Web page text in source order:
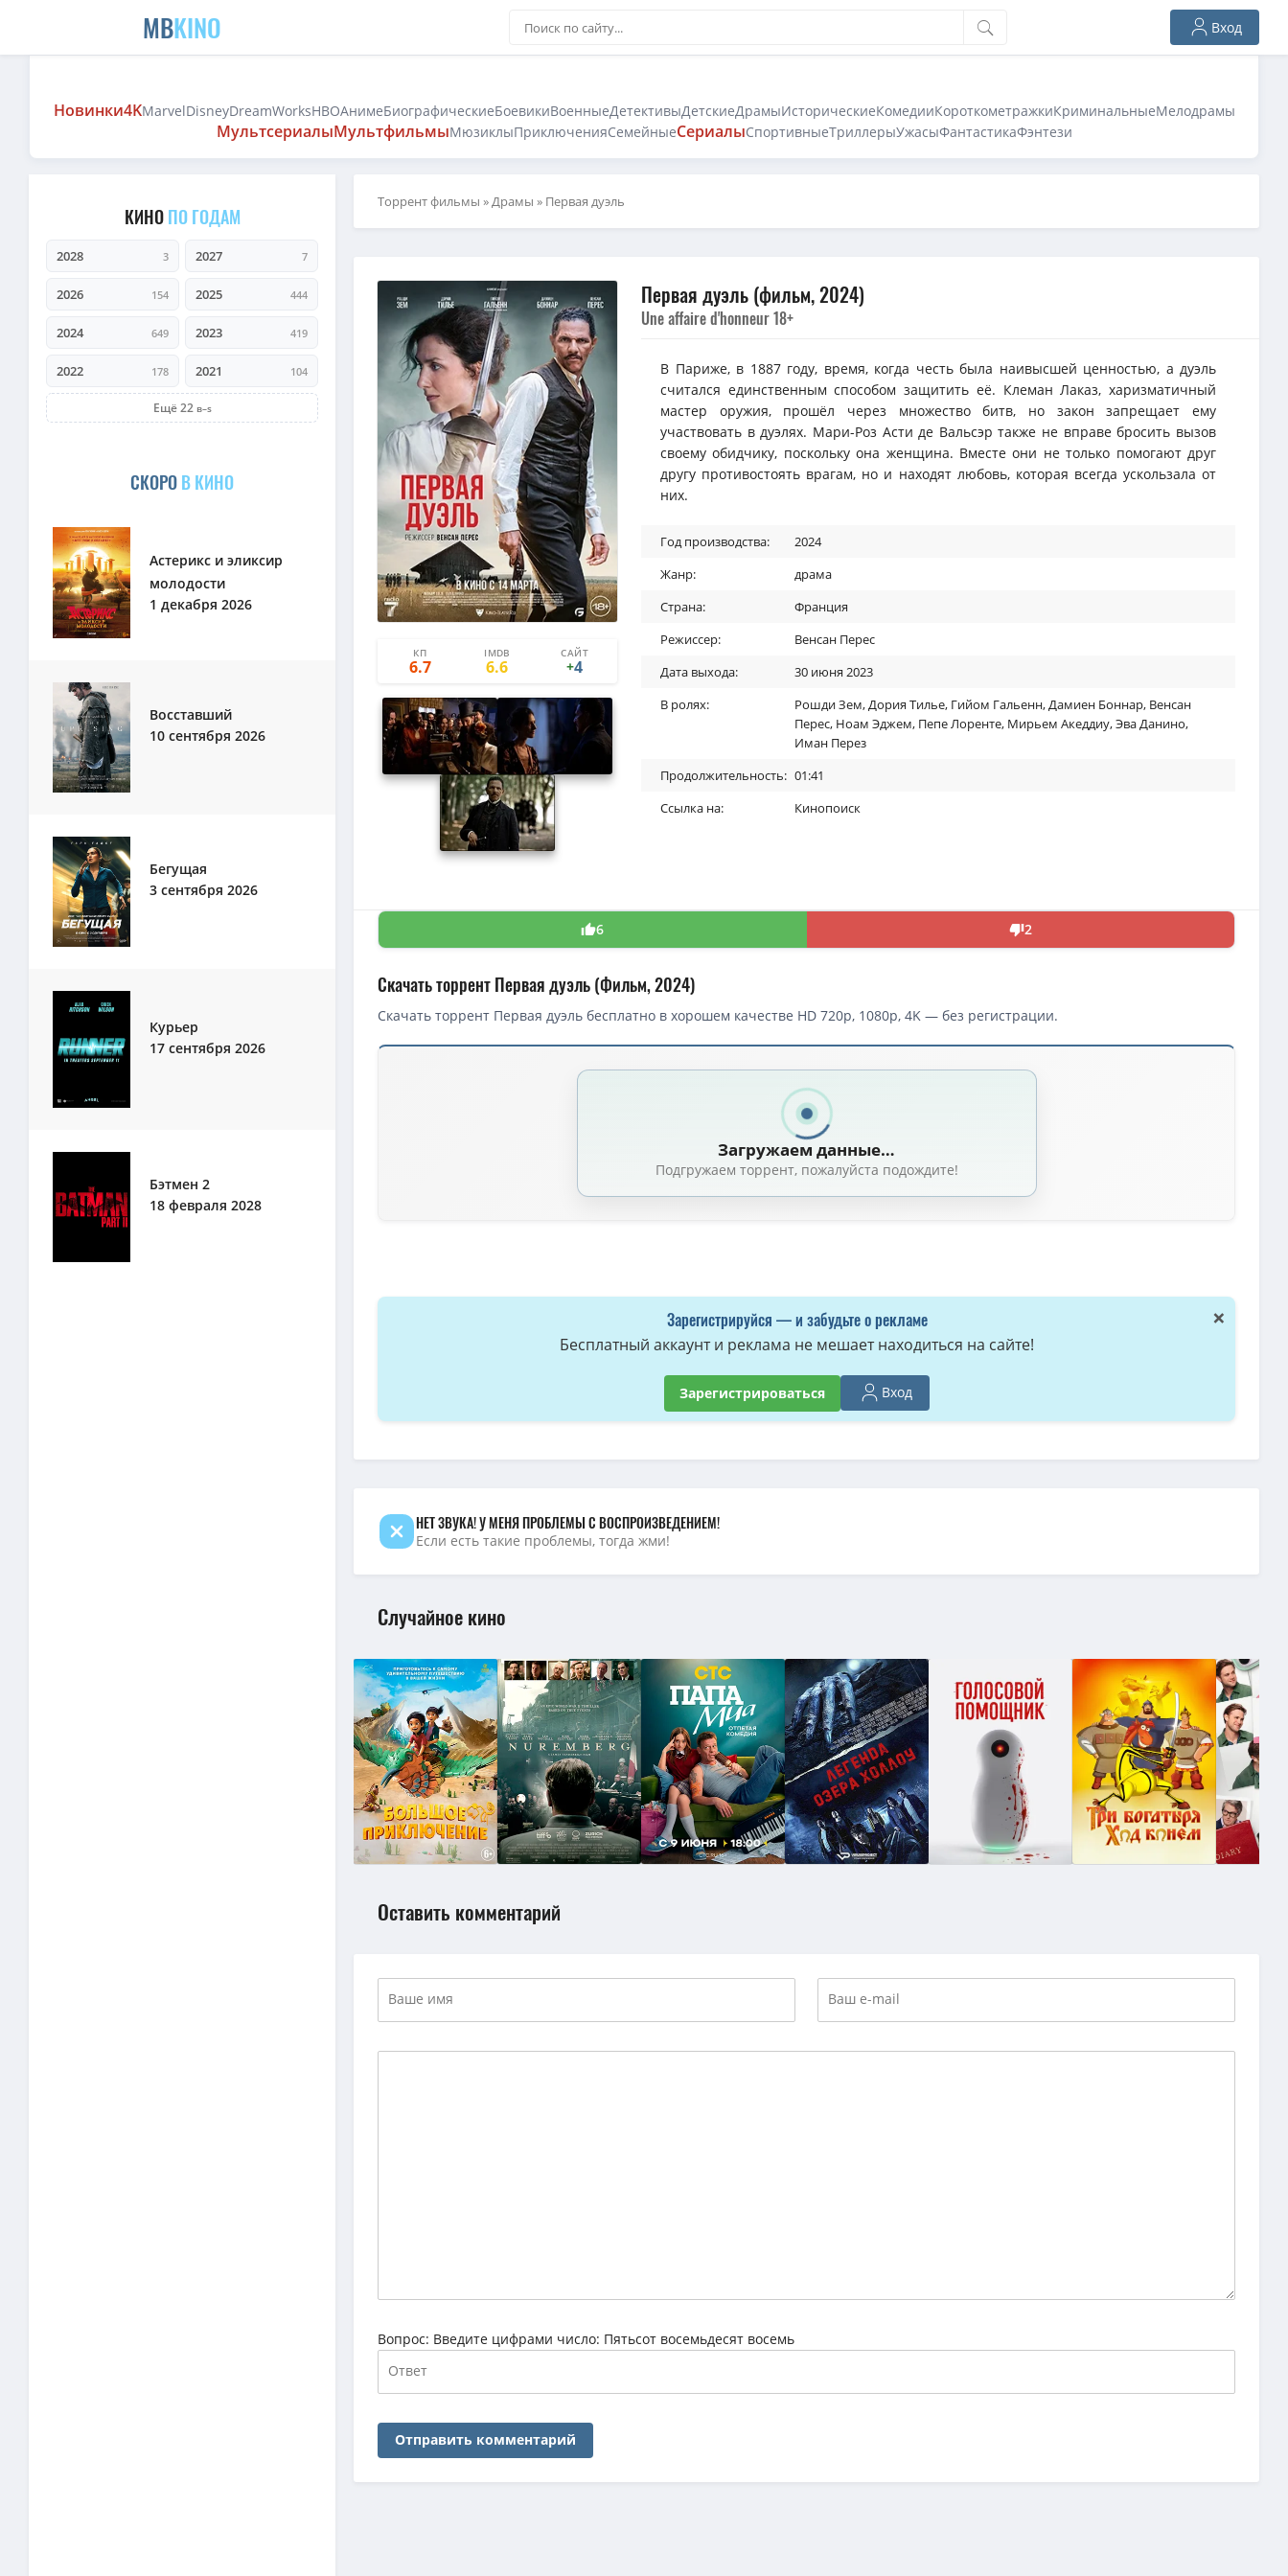
MBKINO Вход
Новинки4KMarvelDisneyDreamWorksHBOАнимеБиографическиеБоевикиВоенныеДетективыДетскиеДрамыИсторическиеКомедииКороткометражкиКриминальныеМелодрамы
МультсериалыМультфильмыМюзиклыПриключенияСемейныеСериалыСпортивныеТриллерыУжасыФантастикаФэнтези
КИНОПО ГОДАМ
2028 3 2027 7
2026 154 2025 444
2024 649 2023 419
2022 178 2021 104
Ещё 22
СКОРОВ КИНО
Астерикс и эликсир
молодости
1 декабря 2026
Восставший
10 сентября 2026
Бегущая
3 сентября 2026
Курьер
17 сентября 2026
Бэтмен 2
18 февраля 2028
Торрент фильмы »Драмы » Первая дуэль
КП
6.7
IMDB
6.6
САЙТ
62
+4
Первая дуэль (фильм, 2024)
Une affaire d'honneur 18+
В Париже, в 1887 году, время, когда честь была наивысшей ценностью, а дуэль
считался единственным способом защитить её. Клеман Лаказ, харизматичный
мастер оружия, прошёл через множество битв, но закон запрещает ему
участвовать в дуэлях. Мари-Роз Асти де Вальсэр также не вправе бросить вызов
своему обидчику, поскольку она женщина. Вместе они не только помогают друг
другу противостоять врагам, но и находят любовь, которая всегда ускользала от
них.
Год производства:
2024
Жанр:
драма
Страна:
Франция
Режиссер:
Венсан Перес
Дата выхода:
30 июня 2023
В ролях:
Рошди Зем,Дория Тилье, Гийом Гальенн,Дамиен Боннар, Венсан
Перес, Ноам Эджем, Пепе Лоренте, Мирьем Акеддиу,Эва Данино,
Иман Перез
Продолжительность: 01:41
Ссылка на:
Кинопоиск
6 2
Скачать торрент Первая дуэль (Фильм, 2024)
Скачать торрент Первая дуэль бесплатно в хорошем качестве HD 720p, 1080p, 4K — без регистрации.
Загружаем данные…
Подгружаем торрент, пожалуйста подождите!
×
Зарегистрируйся — и забудьте о рекламе
Бесплатный аккаунт и реклама не мешает находиться на сайте!
Зарегистрироваться Вход
НЕТ ЗВУКА! У МЕНЯ ПРОБЛЕМЫ С ВОСПРОИЗВЕДЕНИЕМ!
Если есть такие проблемы, тогда жми!
Случайное кино
Оставить комментарий
Вопрос: Введите цифрами число: Пятьсот восемьдесят восемь
Отправить комментарий